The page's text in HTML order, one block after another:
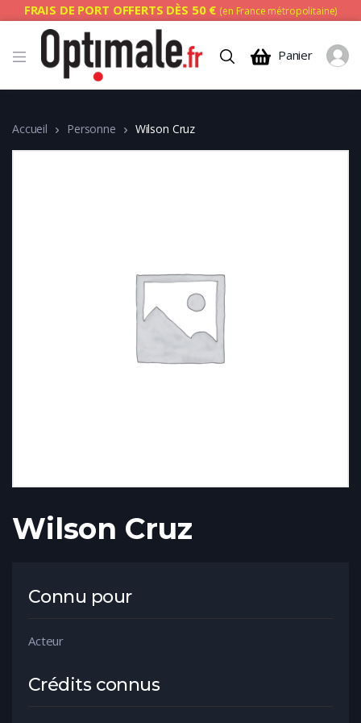
FRAIS DE PORT OFFERTS DÈS 50 € (en France métropolitaine)
Panier
Accueil Personne Wilson Cruz
Wilson Cruz
Connu pour
Acteur
Crédits connus